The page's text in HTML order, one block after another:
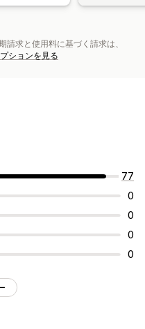
求と使用料に基づく請求は、
ションを見る
77
0
0
0
0